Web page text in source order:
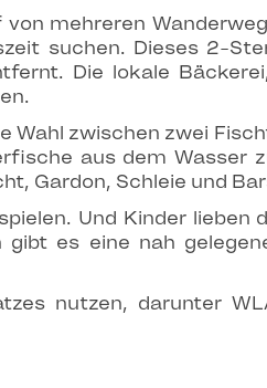
mehreren
suchen. Dieses 2-
Die lokale
Wahl zwischen zwei
aus dem Wasser
Gardon, Schleie und
Und Kinder lieben
es eine nah
nutzen, darunter